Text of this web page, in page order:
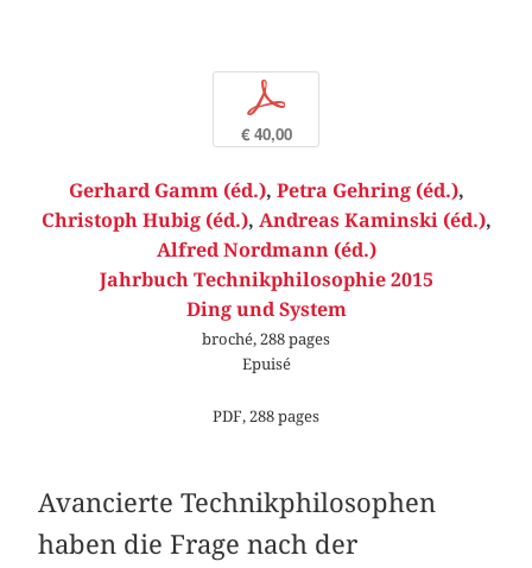
p
€ 40,00
Gerhard Gamm (éd.), Petra Gehring (éd.),
Christoph Hubig (éd.), Andreas Kaminski (éd.),
Alfred Nordmann (éd.)
Jahrbuch Technikphilosophie 2015
Ding und System
broché, 288 pages
Epuisé
PDF, 288 pages
Avancierte Technikphilosophen
haben die Frage nach der